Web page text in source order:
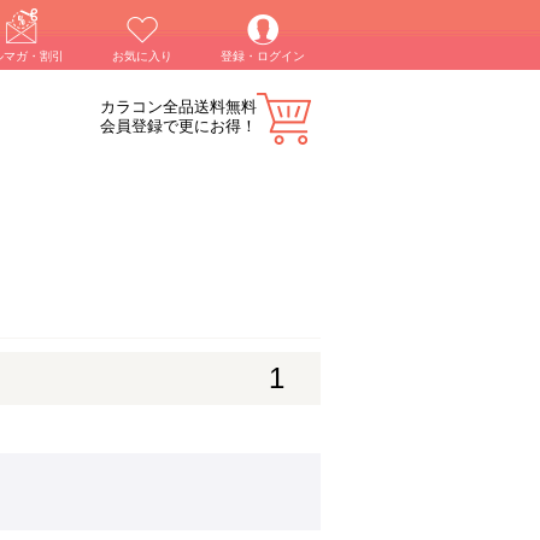
マガ・割引 お気に入り 登録・ログイン
カラコン全品送料無料
会員登録で更にお得！
1